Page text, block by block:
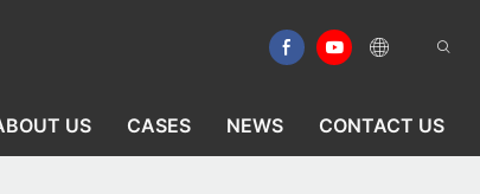
US CASES NEWS CONTACT US